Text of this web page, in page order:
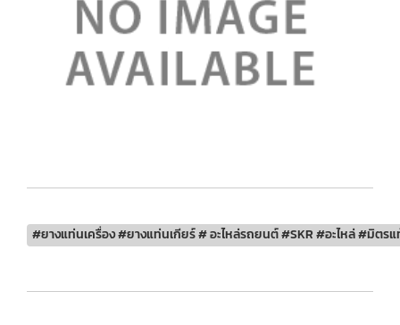
#ยางแท่นเครื่อง #ยางแท่นเกียร์ # อะไหล่รถยนต์ #SKR #อะไหล่ #มิตร